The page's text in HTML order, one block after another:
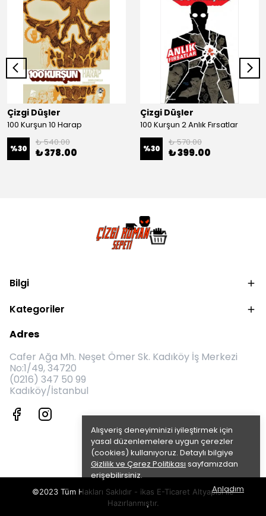
Alışveriş deneyiminizi iyileştirmek için
yasal düzenlemelere uygun çerezler
(cookies) kullanıyoruz. Detaylı bilgiye
Gizlilik ve Çerez Politikası sayfamızdan
erişebilirsiniz.
Anladım
Çizgi Düşler
100 Kurşun 10 Harap
%30
₺ 540.00
₺ 378.00
Çizgi Düşler
100 Kurşun 2 Anlık Fırsatlar
%30
₺ 570.00
₺ 399.00
Bilgi
Kategoriler
Adres
Cafer Ağa Mh. Neşet Ömer Sk. Kadıköy İş Merkezi
No:1/49, 34720
(0216) 347 50 99
Kadıköy/İstanbul
©2023 Tüm Hakları Saklıdır - ikas E-Ticaret Altyapısı ile
Hazırlanmıştır.